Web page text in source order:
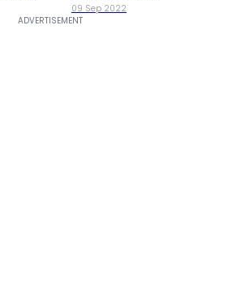
09 Sep 2022